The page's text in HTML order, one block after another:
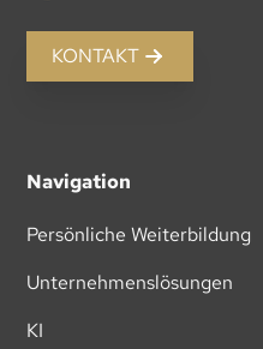
KONTAKT
Navigation
Persönliche Weiterbildung
Unternehmenslösungen
KI